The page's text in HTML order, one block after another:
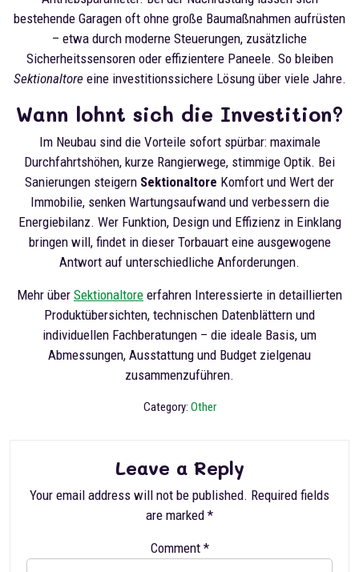
bestehende Garagen oft ohne große Baumaßnahmen aufrüsten
– etwa durch moderne Steuerungen, zusätzliche
Sicherheitssensoren oder effizientere Paneele. So bleiben
Sektionaltore eine investitionssichere Lösung über viele Jahre.
Wann lohnt sich die Investition?
Im Neubau sind die Vorteile sofort spürbar: maximale
Durchfahrtshöhen, kurze Rangierwege, stimmige Optik. Bei
Sanierungen steigern Sektionaltore Komfort und Wert der
Immobilie, senken Wartungsaufwand und verbessern die
Energiebilanz. Wer Funktion, Design und Effizienz in Einklang
bringen will, findet in dieser Torbauart eine ausgewogene
Antwort auf unterschiedliche Anforderungen.
Mehr über Sektionaltore erfahren Interessierte in detaillierten
Produktübersichten, technischen Datenblättern und
individuellen Fachberatungen – die ideale Basis, um
Abmessungen, Ausstattung und Budget zielgenau
zusammenzuführen.
Category: Other
Leave a Reply
Your email address will not be published. Required fields
are marked *
Comment *